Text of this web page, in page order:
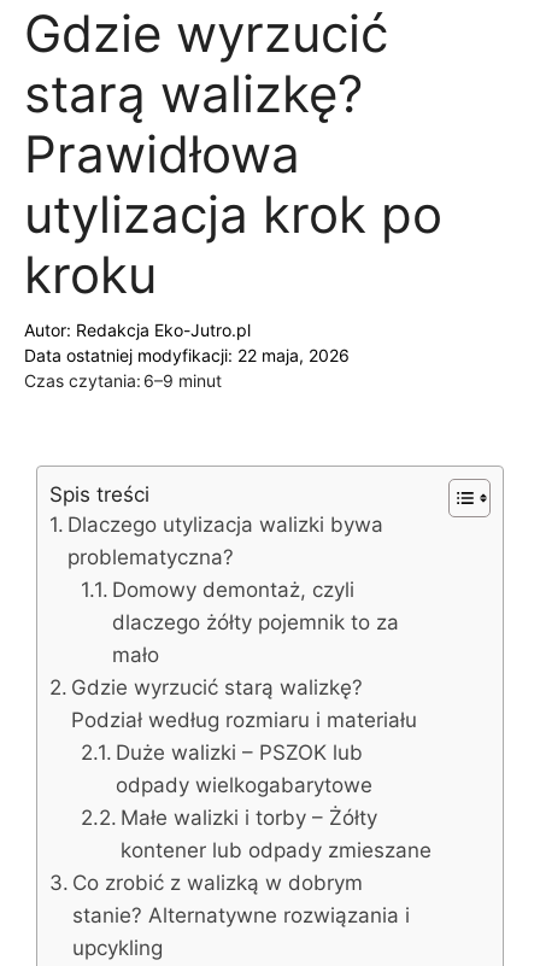
Gdzie wyrzucić
starą walizkę?
Prawidłowa
utylizacja krok po
kroku
Autor: Redakcja Eko-Jutro.pl
Data ostatniej modyfikacji: 22 maja, 2026
Czas czytania: 6–9 minut
Spis treści
Dlaczego utylizacja walizki bywa
problematyczna?
Domowy demontaż, czyli
dlaczego żółty pojemnik to za
mało
Gdzie wyrzucić starą walizkę?
Podział według rozmiaru i materiału
Duże walizki – PSZOK lub
odpady wielkogabarytowe
Małe walizki i torby – Żółty
kontener lub odpady zmieszane
Co zrobić z walizką w dobrym
stanie? Alternatywne rozwiązania i
upcykling